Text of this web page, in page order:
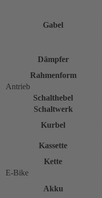
Gabel
Dämpfer
Rahmenform
Antrieb
Schalthebel
Schaltwerk
Kurbel
Kassette
Kette
E-Bike
Akku